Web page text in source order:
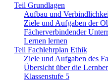
Teil Grundlagen
Aufbau und
Ziele und Aufgaben der
Fächerverbindender
Lernen lernen
Teil Fachlehrplan Ethik
Ziele und Aufgaben des
Übersicht über die
Klassenstufe 5